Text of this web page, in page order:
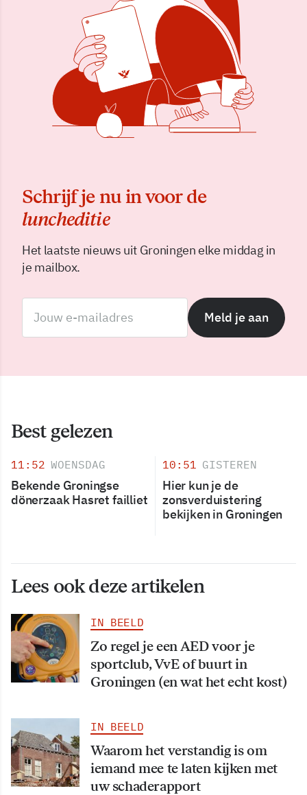
Schrijf je nu in voor de
luncheditie
Het laatste nieuws uit Groningen elke middag in
je mailbox.
Meld je aan
Best gelezen
11:52 WOENSDAG
Bekende Groningse
dönerzaak Hasret failliet
10:51 GISTEREN
Hier kun je de
zonsverduistering
bekijken in Groningen
Lees ook deze artikelen
IN BEELD
Zo regel je een AED voor je
sportclub, VvE of buurt in
Groningen (en wat het echt kost)
IN BEELD
Waarom het verstandig is om
iemand mee te laten kijken met
uw schaderapport